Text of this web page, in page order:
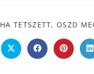
HA TETSZETT, OSZD